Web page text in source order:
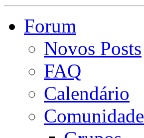
Forum
Novos Posts
FAQ
Calendário
Comunidade